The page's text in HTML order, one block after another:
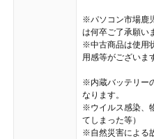
※パソコン市場鹿
は何卒ご了承願い
※中古商品は使用
用感等がございま
※内蔵バッテリー
なります。
※ウイルス感染、
てしまった等）
※自然災害による